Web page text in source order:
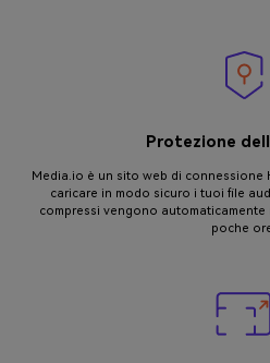
Protezione
Media.io è un sito web di connessione
caricare in modo sicuro i tuoi file
compressi vengono
poche